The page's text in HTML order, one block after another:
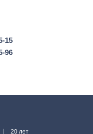
15
96
20 лет